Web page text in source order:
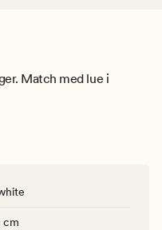
Match med lue i
cm